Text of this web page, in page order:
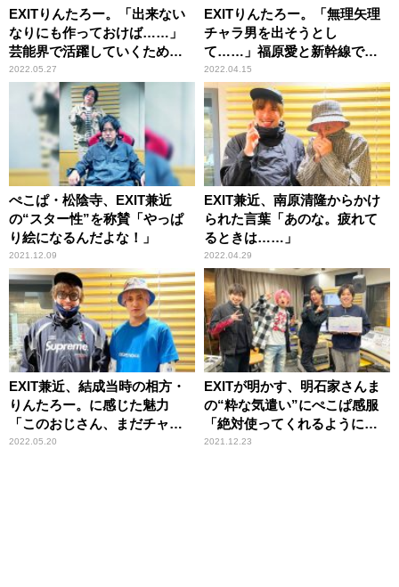
EXITりんたろー。「出来ない
なりにも作っておけば……」
芸能界で活躍していくための
ビジョンを語る
2022.05.27
EXITりんたろー。「無理矢理
チャラ男を出そうとし
て……」福原愛と新幹線で遭
遇、とっさに出た一言
2022.04.15
ぺこぱ・松陰寺、EXIT兼近
の“スター性”を称賛「やっぱ
り絵になるんだよな！」
2021.12.09
EXIT兼近、南原清隆からかけ
られた言葉「あのな。疲れて
るときは……」
2022.04.29
EXIT兼近、結成当時の相方・
りんたろー。に感じた魅力
「このおじさん、まだチャラ
男なんだ……」
2022.05.20
EXITが明かす、明石家さんま
の“粋な気遣い”にぺこぱ感服
「絶対使ってくれるようにっ
てことだよね」
2021.12.23